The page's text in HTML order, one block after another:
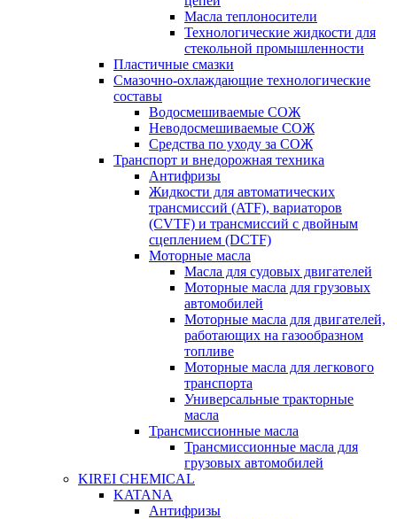
Масла теплоносители
Технологические жидкости для
стекольной промышленности
Пластичные смазки
Смазочно-охлаждающие технологические
составы
Водосмешиваемые СОЖ
Неводосмешиваемые СОЖ
Средства по уходу за СОЖ
Транспорт и внедорожная техника
Антифризы
Жидкости для автоматических
трансмиссий (ATF), вариаторов
(CVTF) и трансмиссий с двойным
сцеплением (DCTF)
Моторные масла
Масла для судовых двигателей
Моторные масла для грузовых
автомобилей
Моторные масла для двигателей,
работающих на газообразном
топливе
Моторные масла для легкового
транспорта
Универсальные тракторные
масла
Трансмиссионные масла
Трансмиссионные масла для
грузовых автомобилей
KIREI CHEMICAL
KATANA
Антифризы